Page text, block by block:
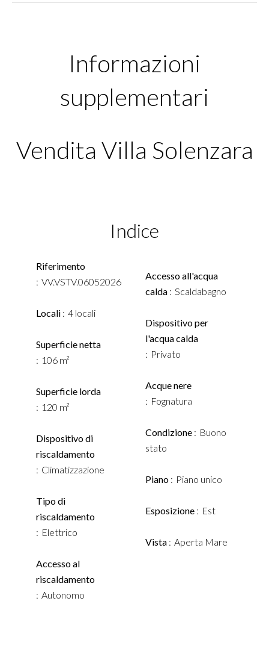
Informazioni
supplementari
Vendita Villa Solenzara
Indice
Riferimento
VV.VSTV.06052026
Locali 4 locali
Superficie netta
106 m²
Superficie lorda
120 m²
Dispositivo di
riscaldamento
Climatizzazione
Tipo di
riscaldamento
Elettrico
Accesso al
riscaldamento
Autonomo
Accesso all'acqua
calda
Scaldabagno
Dispositivo per
l'acqua calda
Privato
Acque nere
Fognatura
Condizione
Buono
stato
Piano Piano unico
Esposizione Est
Vista Aperta Mare